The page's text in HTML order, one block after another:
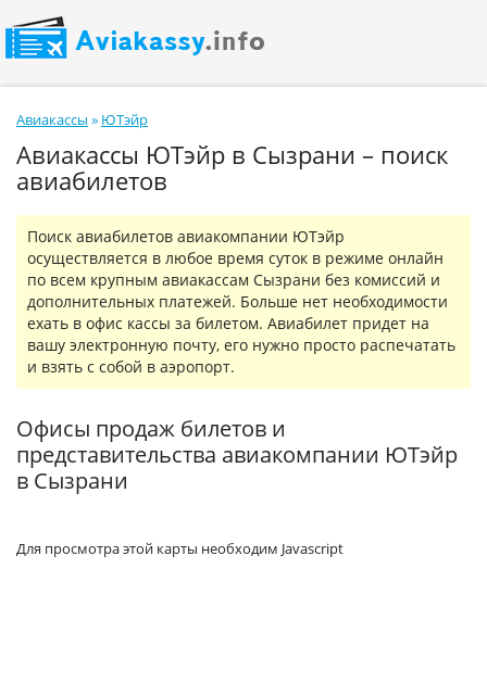
Авиакассы » ЮТэйр
Авиакассы ЮТэйр в Сызрани – поиск
авиабилетов
Поиск авиабилетов авиакомпании ЮТэйр
осуществляется в любое время суток в режиме онлайн
по всем крупным авиакассам Сызрани без комиссий и
дополнительных платежей. Больше нет необходимости
ехать в офис кассы за билетом. Авиабилет придет на
вашу электронную почту, его нужно просто распечатать
и взять с собой в аэропорт.
Офисы продаж билетов и
представительства авиакомпании ЮТэйр
в Сызрани
Для просмотра этой карты необходим Javascript